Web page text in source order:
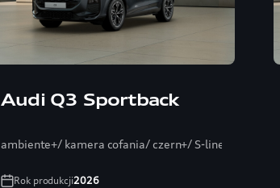
Audi Q3 Sportback
ambiente+/ kamera cofania/ czern+/ S-line/ Mirkofibra
Rok produkcji2026